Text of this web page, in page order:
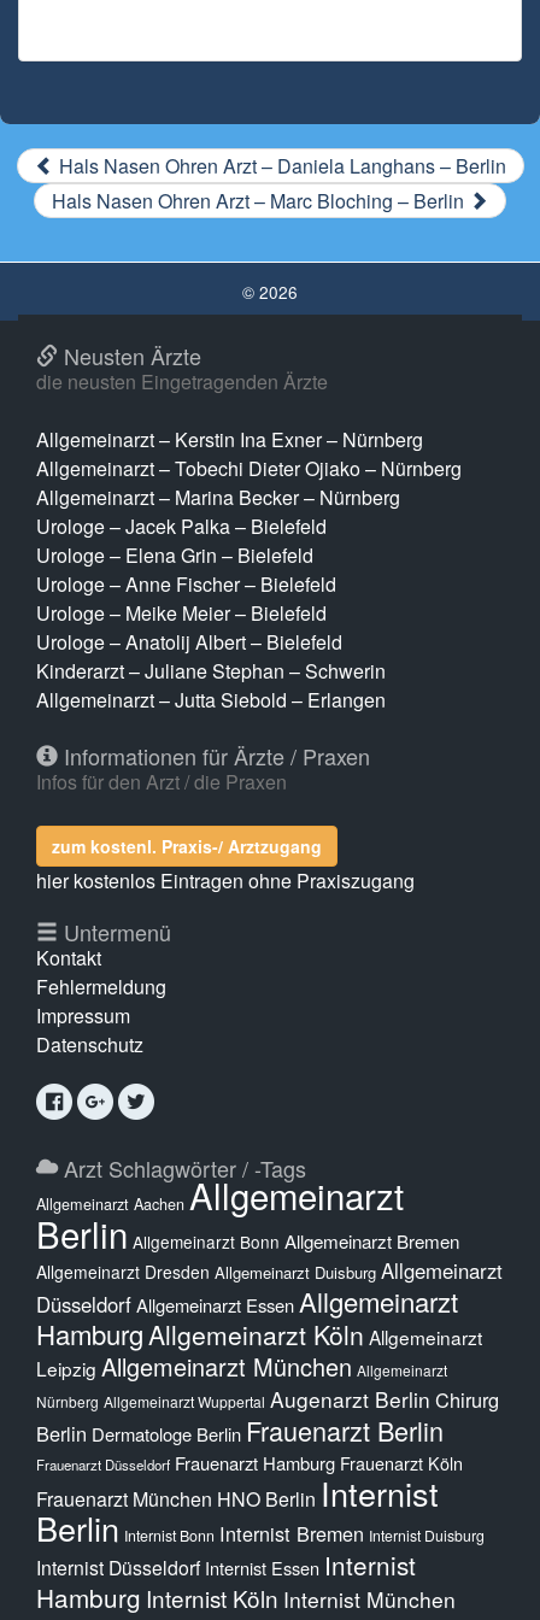
Hals Nasen Ohren Arzt – Daniela Langhans – Berlin
Hals Nasen Ohren Arzt – Marc Bloching – Berlin
© 2026
Neusten Ärzte
die neusten Eingetragenden Ärzte
Allgemeinarzt – Kerstin Ina Exner – Nürnberg
Allgemeinarzt – Tobechi Dieter Ojiako – Nürnberg
Allgemeinarzt – Marina Becker – Nürnberg
Urologe – Jacek Palka – Bielefeld
Urologe – Elena Grin – Bielefeld
Urologe – Anne Fischer – Bielefeld
Urologe – Meike Meier – Bielefeld
Urologe – Anatolij Albert – Bielefeld
Kinderarzt – Juliane Stephan – Schwerin
Allgemeinarzt – Jutta Siebold – Erlangen
Informationen für Ärzte / Praxen
Infos für den Arzt / die Praxen
zum kostenl. Praxis-/ Arztzugang
hier kostenlos Eintragen ohne Praxiszugang
Untermenü
Kontakt
Fehlermeldung
Impressum
Datenschutz
Arzt Schlagwörter / -Tags
Allgemeinarzt Aachen Allgemeinarzt
Berlin Allgemeinarzt Bonn Allgemeinarzt Bremen
Allgemeinarzt Dresden Allgemeinarzt Duisburg Allgemeinarzt
DüsseldorfAllgemeinarzt Essen Allgemeinarzt
HamburgAllgemeinarzt Köln Allgemeinarzt
Leipzig Allgemeinarzt München Allgemeinarzt
Nürnberg Allgemeinarzt Wuppertal Augenarzt Berlin Chirurg
Berlin Dermatologe Berlin Frauenarzt Berlin
Frauenarzt Düsseldorf Frauenarzt Hamburg Frauenarzt Köln
Frauenarzt München HNO Berlin Internist
Berlin Internist Bonn Internist Bremen Internist Duisburg
Internist Düsseldorf Internist Essen Internist
Hamburg Internist Köln Internist München